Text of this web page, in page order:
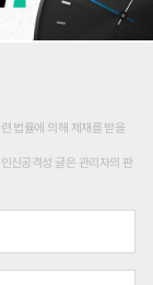
법률에 의해 제재를 받을
신공격성 글은 관리자의 판